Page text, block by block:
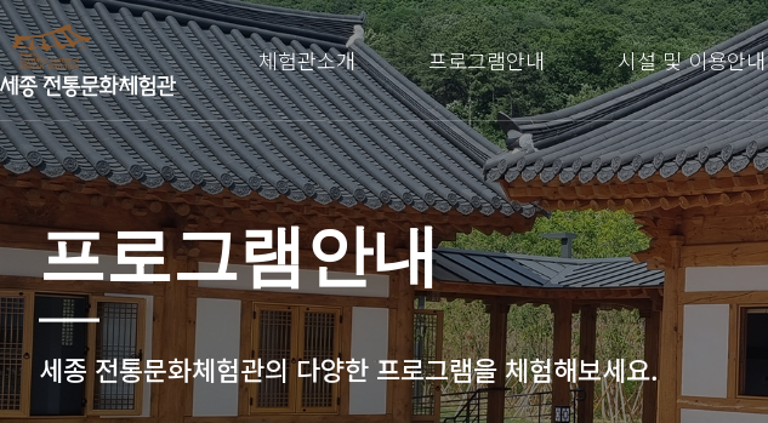
체험관소개 프로그램안내 시설 및 이용안내
프로그램안내
세종 전통문화체험관의다양한 프로그램을 체험해보세요.